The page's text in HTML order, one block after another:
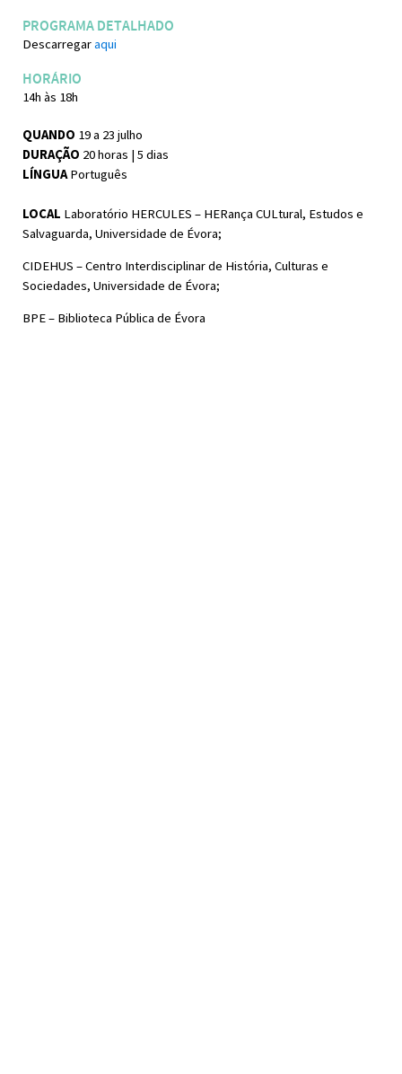
PROGRAMA DETALHADO
Descarregaraqui
HORÁRIO
14h às 18h
QUANDO 19 a 23 julho
DURAÇÃO 20 horas | 5 dias
LÍNGUAPortuguês
LOCAL Laboratório HERCULES – HERança CULtural, Estudos e
Salvaguarda, Universidade de Évora;
CIDEHUS – Centro Interdisciplinar de História, Culturas e
Sociedades, Universidade de Évora;
BPE – Biblioteca Pública de Évora